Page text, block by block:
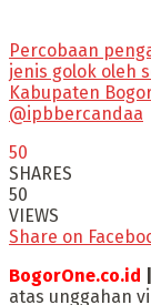
Percobaan
jenis golok oleh
Kabupaten
@ipbbercandaa
50
SHARES
50
VIEWS
Share on
BogorOne.co.id
atas unggahan